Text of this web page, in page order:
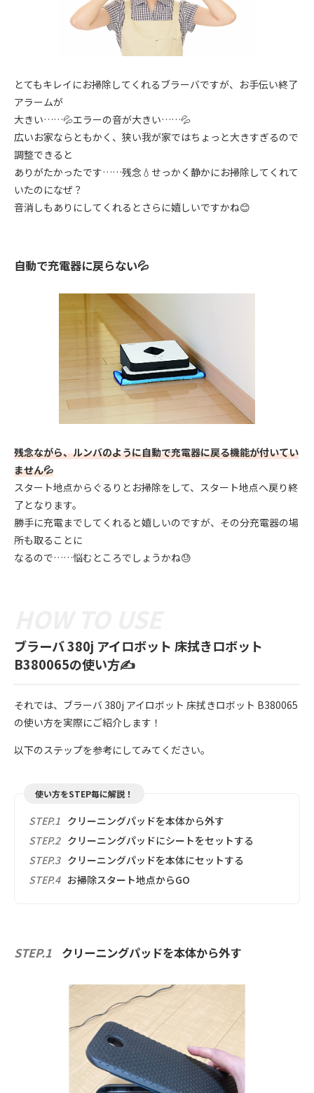
とてもキレイにお掃除してくれるブラーバですが、お手伝い終了
アラームが
大きい……💦エラーの音が大きい……💦
広いお家ならともかく、狭い我が家ではちょっと大きすぎるので
調整できると
ありがたかったです……残念💧せっかく静かにお掃除してくれて
いたのになぜ？
音消しもありにしてくれるとさらに嬉しいですかね😊
自動で充電器に戻らない💦
残念ながら、ルンバのように自動で充電器に戻る機能が付いてい
ません💦
スタート地点からぐるりとお掃除をして、スタート地点へ戻り終
了となります。
勝手に充電までしてくれると嬉しいのですが、その分充電器の場
所も取ることに
なるので……悩むところでしょうかね😓
ブラーバ 380j アイロボット 床拭きロボット
B380065の使い方✍️
それでは、ブラーバ 380j アイロボット 床拭きロボット B380065
の使い方を実際にご紹介します！
以下のステップを参考にしてみてください。
使い方をSTEP毎に解説！
STEP.1 クリーニングパッドを本体から外す
STEP.2 クリーニングパッドにシートをセットする
STEP.3 クリーニングパッドを本体にセットする
STEP.4 お掃除スタート地点からGO
STEP.1 クリーニングパッドを本体から外す